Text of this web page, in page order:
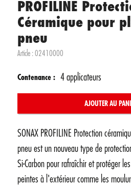
PROFILINE
Céramique pour
pneu
Contenance : 4 applicateurs
Article :02410000
AJOUTER AU
SONAX PROFILINE Protection
pneu est un nouveau type de
Si-Carbon pour rafraîchir et protéger
peintes à l'extérieur comme les